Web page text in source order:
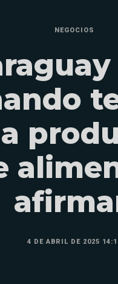
NEGOCIOS
4 DE ABRIL DE 2025